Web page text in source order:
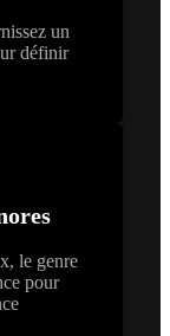
un
définir
le genre
pour